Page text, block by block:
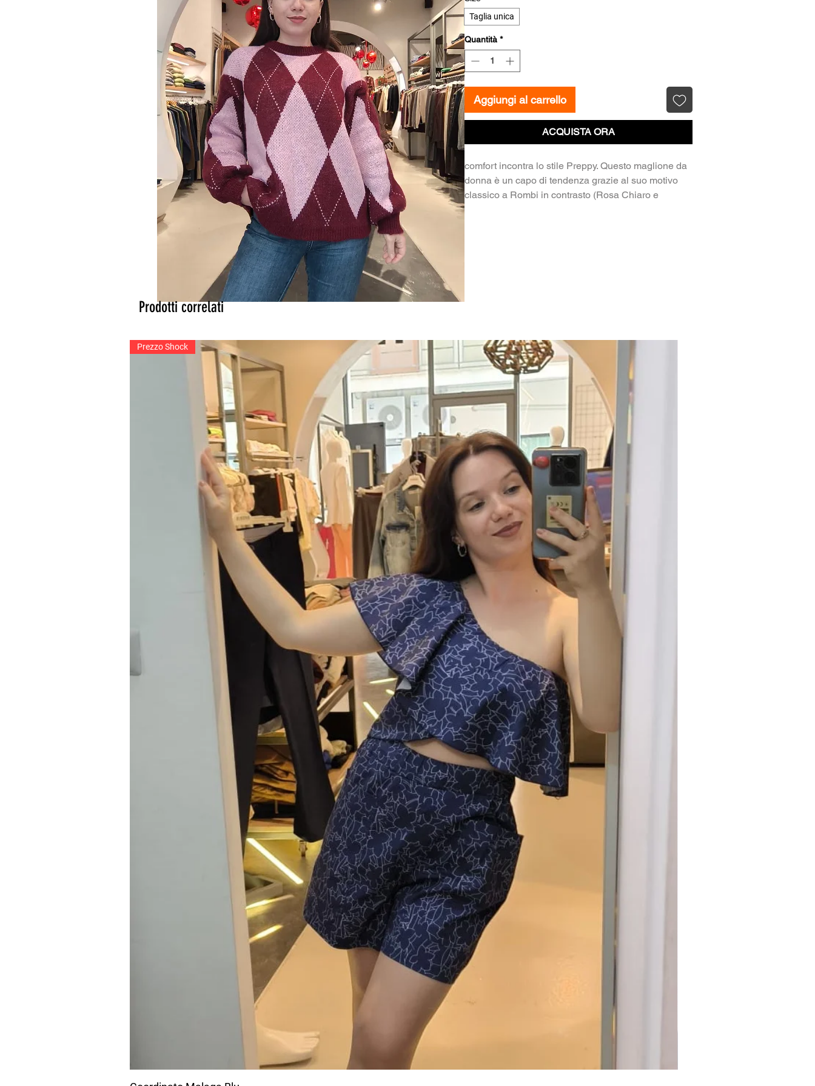
Taglia unica
Quantità *
Aggiungi al carrello
ACQUISTA ORA
comfort incontra lo stile Preppy. Questo maglione da
donna è un capo di tendenza grazie al suo motivo
classico a Rombi in contrasto (Rosa Chiaro e
Prodotti correlati
Prezzo Shock